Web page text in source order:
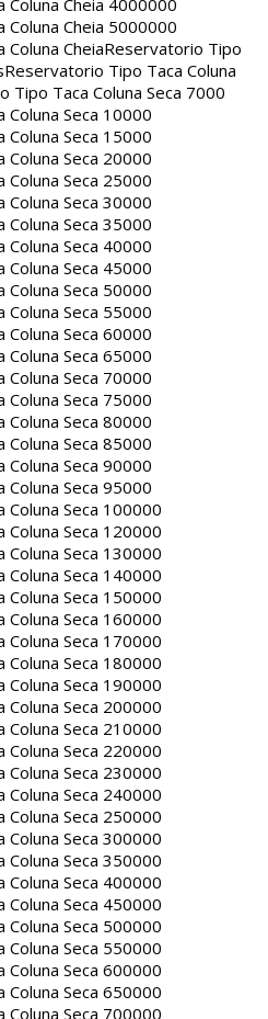
Cheia 4000000
Cheia 5000000
CheiaReservatorio Tipo
Reservatorio Tipo Taca Coluna
Tipo Taca Coluna Seca 7000
Seca 10000
Seca 15000
Seca 20000
Seca 25000
Seca 30000
Seca 35000
Seca 40000
Seca 45000
Seca 50000
Seca 55000
Seca 60000
Seca 65000
Seca 70000
Seca 75000
Seca 80000
Seca 85000
Seca 90000
Seca 95000
Seca 100000
Seca 120000
Seca 130000
Seca 140000
Seca 150000
Seca 160000
Seca 170000
Seca 180000
Seca 190000
Seca 200000
Seca 210000
Seca 220000
Seca 230000
Seca 240000
Seca 250000
Seca 300000
Seca 350000
Seca 400000
Seca 450000
Seca 500000
Seca 550000
Seca 600000
Seca 650000
Seca 700000